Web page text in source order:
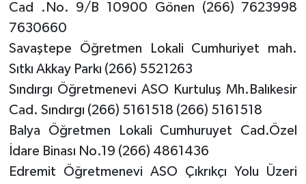
Cad .No. 9/B 10900 Gönen (266) 7623998
7630660
Savaştepe Öğretmen Lokali Cumhuriyet mah.
Sıtkı Akkay Parkı (266) 5521263
Sındırgı Öğretmenevi ASO Kurtuluş Mh.Balıkesir
Cad. Sındırgı (266) 5161518 (266) 5161518
Balya Öğretmen Lokali Cumhuruyet Cad.Özel
İdare Binası No.19 (266) 4861436
Edremit Öğretmenevi ASO Çıkrıkçı Yolu Üzeri